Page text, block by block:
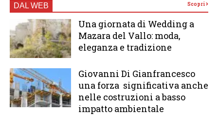
DAL WEB Scopri
Una giornata di Wedding a
Mazara del Vallo: moda,
eleganza e tradizione
Giovanni Di Gianfrancesco
una forza significativa anche
nelle costruzioni a basso
impatto ambientale